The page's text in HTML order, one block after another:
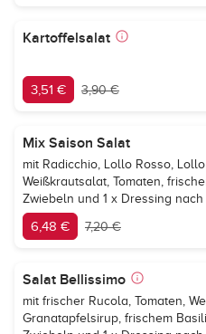
Kartoffelsalat
3,51 € 3,90 €
Mix Saison Salat
mit Radicchio, Lollo Rosso,
Weißkrautsalat, Tomaten,
Zwiebeln und 1 x Dressing nach
6,48 € 7,20 €
Salat Bellissimo
mit frischer Rucola, Tomaten,
Granatapfelsirup, frischem